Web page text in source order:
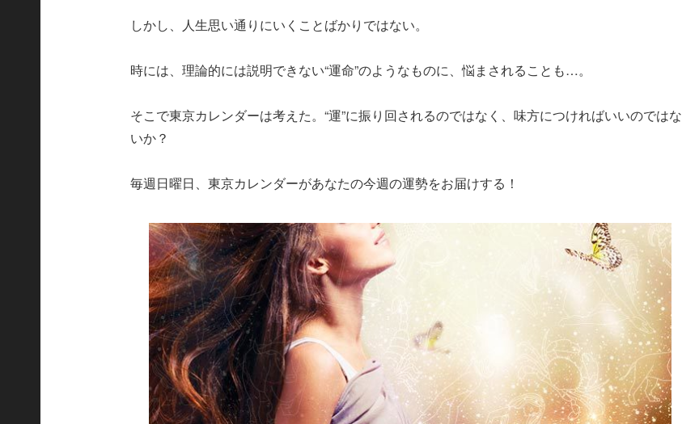
しかし、人生思い通りにいくことばかりではない。
時には、理論的には説明できない“運命”のようなものに、悩まされることも…。
そこで東京カレンダーは考えた。“運”に振り回されるのではなく、味方につければいいのではな
いか？
毎週日曜日、東京カレンダーがあなたの今週の運勢をお届けする！